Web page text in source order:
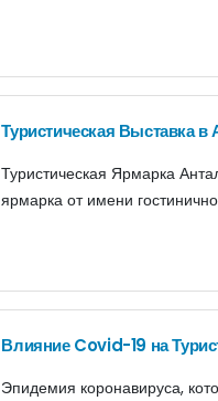
Туристическая Выставка
Туристическая Ярмарка
ярмарка от имени
Влияние Covid-19 на
Эпидемия коронавируса,